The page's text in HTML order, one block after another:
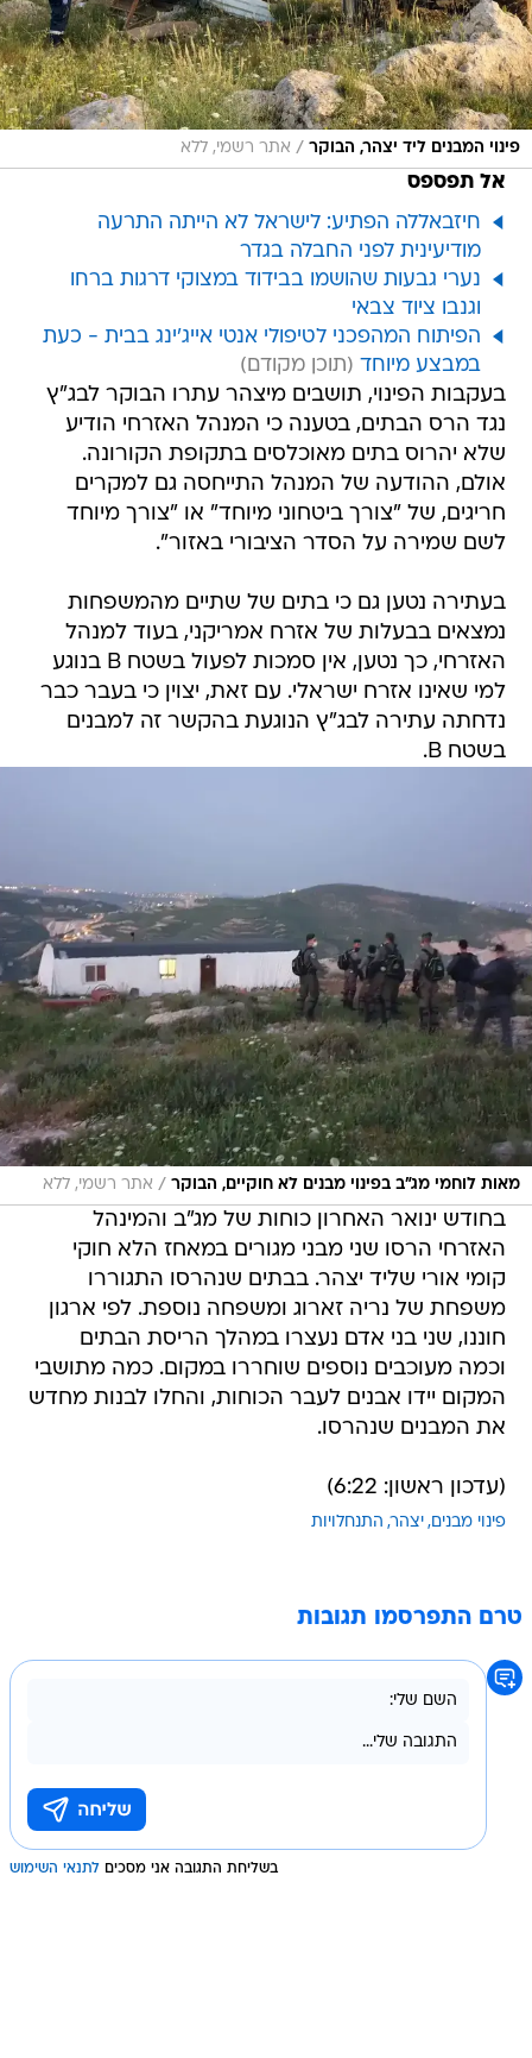
פינוי המבנים ליד יצהר, הבוקר / אתר רשמי, ללא
אל תפספס
חיזבאללה הפתיע: לישראל לא הייתה התרעה
מודיעינית לפני החבלה בגדר
נערי גבעות שהושמו בבידוד במצוקי דרגות ברחו
וגנבו ציוד צבאי
הפיתוח המהפכני לטיפולי אנטי אייג'ינג בבית - כעת
במבצע מיוחד
בעקבות הפינוי, תושבים מיצהר עתרו הבוקר לבג"ץ
נגד הרס הבתים, בטענה כי המנהל האזרחי הודיע
שלא יהרוס בתים מאוכלסים בתקופת הקורונה.
אולם, ההודעה של המנהל התייחסה גם למקרים
חריגים, של "צורך ביטחוני מיוחד" או "צורך מיוחד
לשם שמירה על הסדר הציבורי באזור".
בעתירה נטען גם כי בתים של שתיים מהמשפחות
נמצאים בבעלות של אזרח אמריקני, בעוד למנהל
האזרחי, כך נטען, אין סמכות לפעול בשטח B בנוגע
למי שאינו אזרח ישראלי. עם זאת, יצוין כי בעבר כבר
נדחתה עתירה לבג"ץ הנוגעת בהקשר זה למבנים
בשטח B.
מאות לוחמי מג"ב בפינוי מבנים לא חוקיים, הבוקר / אתר רשמי, ללא
בחודש ינואר האחרון כוחות של מג"ב והמינהל
האזרחי הרסו שני מבני מגורים במאחז הלא חוקי
קומי אורי שליד יצהר. בבתים שנהרסו התגוררו
משפחת של נריה זארוג ומשפחה נוספת. לפי ארגון
חוננו, שני בני אדם נעצרו במהלך הריסת הבתים
וכמה מעוכבים נוספים שוחררו במקום. כמה מתושבי
המקום יידו אבנים לעבר הכוחות, והחלו לבנות מחדש
את המבנים שנהרסו.
(עדכון ראשון: 6:22)
פינוי מבנים יצהר התנחלויות
טרם התפרסמו תגובות
בשליחת התגובה אני מסכים לתנאי השימוש